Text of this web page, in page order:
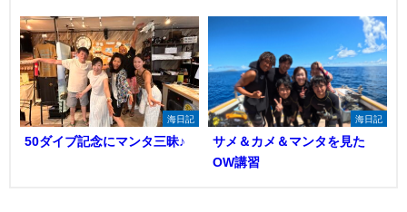
海日記
50ダイブ記念にマンタ三昧♪
海日記
サメ＆カメ＆マンタを見た
OW講習